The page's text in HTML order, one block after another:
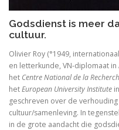
Trialoog.
Godsdienst is meer
cultuur.
Olivier Roy (°1949,
en letterkunde, VN-diplomaat in
het Centre National de la
hetEuropean University Institute
geschreven over de
cultuur/samenleving. In
in de grote aandacht die